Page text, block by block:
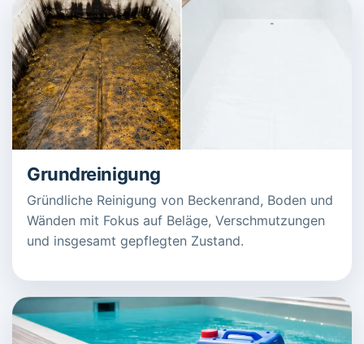
Grundreinigung
Gründliche Reinigung von Beckenrand, Boden und
Wänden mit Fokus auf Beläge, Verschmutzungen
und insgesamt gepflegten Zustand.